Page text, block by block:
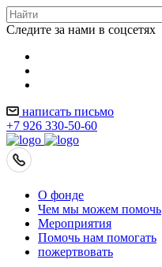
Следите за нами в соцсетях
написать письмо
+7 926 330-50-60
О фонде
Чем мы можем помочь
Мероприятия
Помочь нам помогать
пожертвовать